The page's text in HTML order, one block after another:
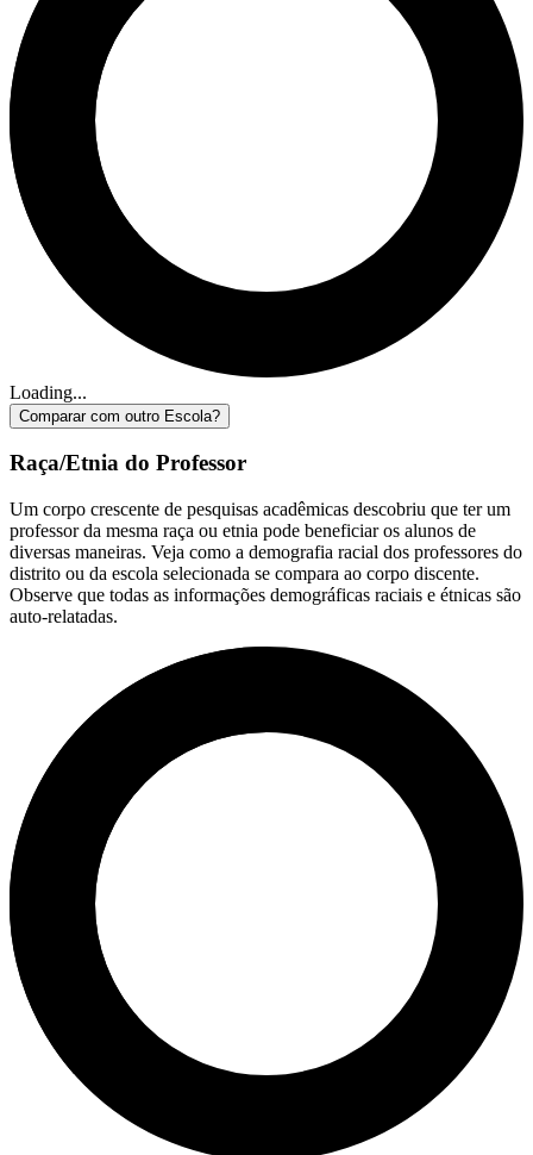
Loading...
Comparar com outro Escola?
Raça/Etnia do Professor
Um corpo crescente de pesquisas acadêmicas descobriu que ter um
professor da mesma raça ou etnia pode beneficiar os alunos de
diversas maneiras. Veja como a demografia racial dos professores do
distrito ou da escola selecionada se compara ao corpo discente.
Observe que todas as informações demográficas raciais e étnicas são
auto-relatadas.